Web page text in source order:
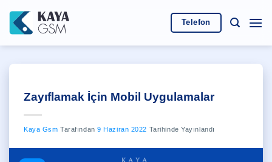
atla
Telefon
Zayıflamak İçin Mobil Uygulamalar
Kaya Gsm Tarafından 9 Haziran 2022 Tarihinde Yayınlandı